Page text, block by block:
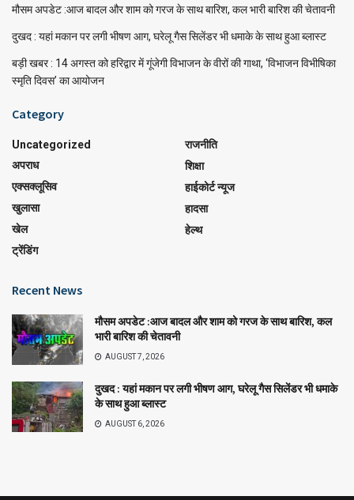
मौसम अपडेट :आज बादल और शाम को गरज के साथ बारिश, कल भारी बारिश की चेतावनी
दुखद : यहां मकान पर लगी भीषण आग, घरेलू गैस सिलेंडर भी धमाके के साथ हुआ ब्लास्ट
बड़ी खबर : 14 अगस्त को हरिद्वार में गूंजेगी विभाजन के वीरों की गाथा, ‘विभाजन विभीषिका
स्मृति दिवस’ का आयोजन
Category
Uncategorized
अपराध
एक्सक्लूसिव
खुलासा
खेल
ट्रेंडिंग
राजनीति
शिक्षा
हाईकोर्ट न्यूज
हादसा
हेल्थ
Recent News
मौसम अपडेट :आज बादल और शाम को गरज के साथ बारिश, कल
भारी बारिश की चेतावनी
AUGUST 7, 2026
दुखद : यहां मकान पर लगी भीषण आग, घरेलू गैस सिलेंडर भी धमाके
के साथ हुआ ब्लास्ट
AUGUST 6, 2026